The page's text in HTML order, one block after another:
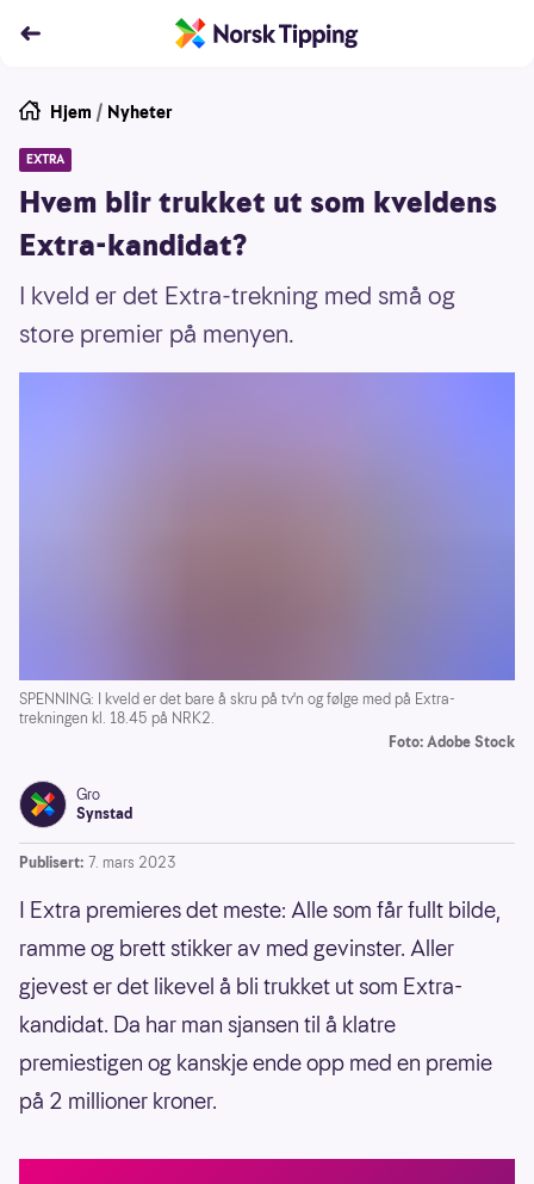
Hjem / Nyheter
EXTRA
Hvem blir trukket ut som kveldens
Extra-kandidat?
I kveld er det Extra-trekning med små og
store premier på menyen.
SPENNING: I kveld er det bare å skru på tv'n og følge med på Extra-
trekningen kl. 18.45 på NRK2.
Foto: Adobe Stock
Gro
Synstad
Publisert: 7. mars 2023
I Extra premieres det meste: Alle som får fullt bilde,
ramme og brett stikker av med gevinster. Aller
gjevest er det likevel å bli trukket ut som Extra-
kandidat. Da har man sjansen til å klatre
premiestigen og kanskje ende opp med en premie
på 2 millioner kroner.